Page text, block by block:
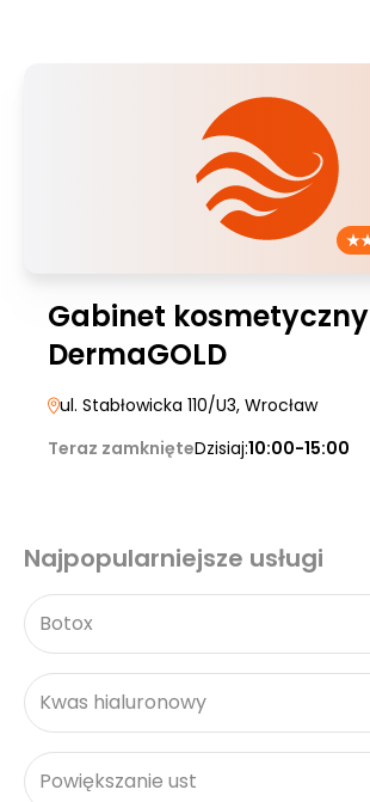
Gabinet kosmetyczny
DermaGOLD
ul. Stabłowicka 110/U3, Wrocław
Teraz zamknięteDzisiaj:10:00-15:00
Najpopularniejsze usługi
Botox
Kwas hialuronowy
Powiększanie ust